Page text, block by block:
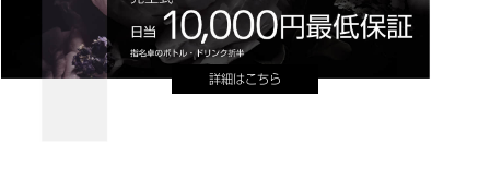
詳細はこちら